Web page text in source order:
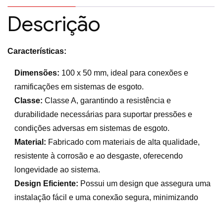
Descrição
Características:
Dimensões: 100 x 50 mm, ideal para conexões e
ramificações em sistemas de esgoto.
Classe: Classe A, garantindo a resistência e
durabilidade necessárias para suportar pressões e
condições adversas em sistemas de esgoto.
Material: Fabricado com materiais de alta qualidade,
resistente à corrosão e ao desgaste, oferecendo
longevidade ao sistema.
Design Eficiente: Possui um design que assegura uma
instalação fácil e uma conexão segura, minimizando